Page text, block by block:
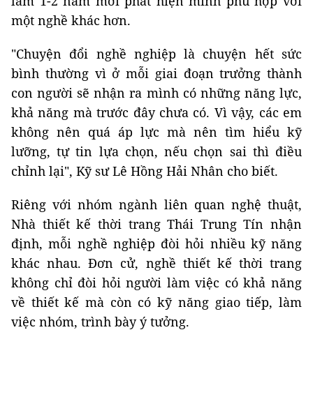
một nghề khác hơn.
"Chuyện đổi nghề nghiệp là chuyện hết sức
bình thường vì ở mỗi giai đoạn trưởng thành
con người sẽ nhận ra mình có những năng lực,
khả năng mà trước đây chưa có. Vì vậy, các em
không nên quá áp lực mà nên tìm hiểu kỹ
lưỡng, tự tin lựa chọn, nếu chọn sai thì điều
chỉnh lại", Kỹ sư Lê Hồng Hải Nhân cho biết.
Riêng với nhóm ngành liên quan nghệ thuật,
Nhà thiết kế thời trang Thái Trung Tín nhận
định, mỗi nghề nghiệp đòi hỏi nhiều kỹ năng
khác nhau. Đơn cử, nghề thiết kế thời trang
không chỉ đòi hỏi người làm việc có khả năng
về thiết kế mà còn có kỹ năng giao tiếp, làm
việc nhóm, trình bày ý tưởng.